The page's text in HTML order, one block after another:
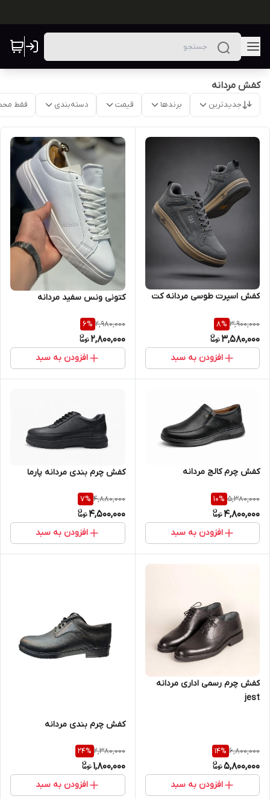
کفش مردانه
جدیدترین برندها قیمت دسته‌بندی فقط
کفش اسپرت طوسی مردانه کت
3,900,000
8%
3,580,000
افزودن به سبد
کتونی ونس سفید مردانه
2,980,000
6%
2,800,000
افزودن به سبد
کفش چرم کالج مردانه
5,380,000
10%
4,800,000
افزودن به سبد
کفش چرم بندی مردانه پارما
4,880,000
7%
4,500,000
افزودن به سبد
کفش چرم رسمی اداری مردانه
jest
6,800,000
14%
5,800,000
افزودن به سبد
کفش چرم بندی مردانه
2,380,000
24%
1,800,000
افزودن به سبد